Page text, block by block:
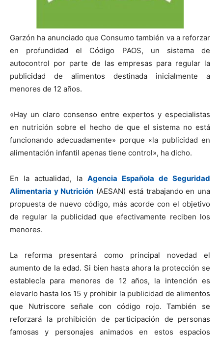
Garzón ha anunciado que Consumo también va a reforzar
en profundidad el Código PAOS, un sistema de
autocontrol por parte de las empresas para regular la
publicidad de alimentos destinada inicialmente a
menores de 12 años.
«Hay un claro consenso entre expertos y especialistas
en nutrición sobre el hecho de que el sistema no está
funcionando adecuadamente» porque «la publicidad en
alimentación infantil apenas tiene control», ha dicho.
En la actualidad, la Agencia Española de Seguridad
Alimentaria y Nutrición (AESAN) está trabajando en una
propuesta de nuevo código, más acorde con el objetivo
de regular la publicidad que efectivamente reciben los
menores.
La reforma presentará como principal novedad el
aumento de la edad. Si bien hasta ahora la protección se
establecía para menores de 12 años, la intención es
elevarlo hasta los 15 y prohibir la publicidad de alimentos
que Nutriscore señale con código rojo. También se
reforzará la prohibición de participación de personas
famosas y personajes animados en estos espacios